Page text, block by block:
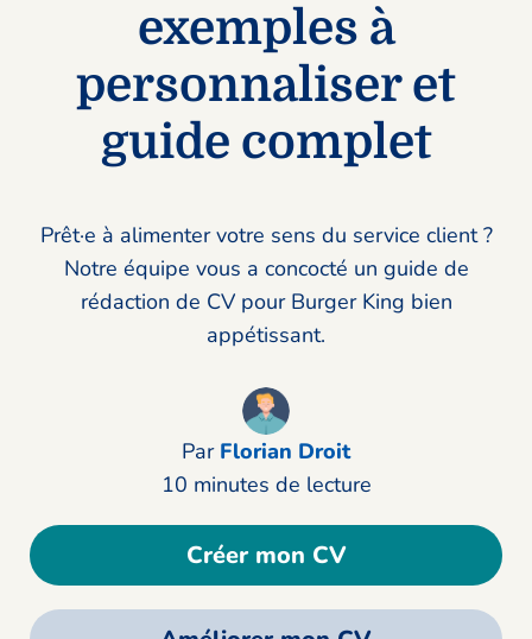
exemples à
personnaliser et
guide complet
Prêt·e à alimenter votre sens du service client ?
Notre équipe vous a concocté un guide de
rédaction de CV pour Burger King bien
appétissant.
Par Florian Droit
10 minutes de lecture
Créer mon CV